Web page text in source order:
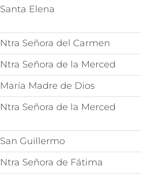
Santa Elena
Ntra Señora del Carmen
Ntra Señora de la Merced
María Madre de Dios
Ntra Señora de la Merced
San Guillermo
Ntra Señora de Fátima